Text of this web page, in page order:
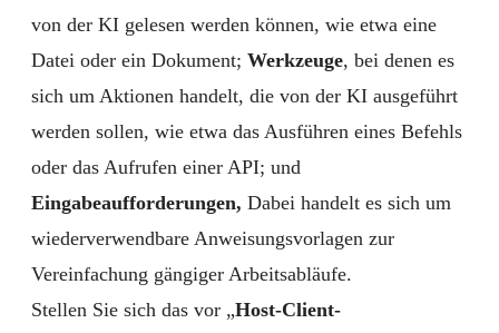
von der KI gelesen werden können, wie etwa eine
Datei oder ein Dokument; Werkzeuge, bei denen es
sich um Aktionen handelt, die von der KI ausgeführt
werden sollen, wie etwa das Ausführen eines Befehls
oder das Aufrufen einer API; und
Eingabeaufforderungen, Dabei handelt es sich um
wiederverwendbare Anweisungsvorlagen zur
Vereinfachung gängiger Arbeitsabläufe.
Stellen Sie sich das vor „Host-Client-